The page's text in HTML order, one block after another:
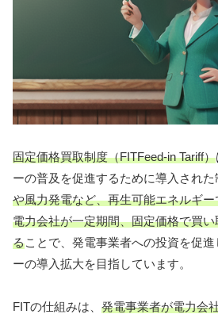
固定価格買取制度（FITFeed-in Tariff）
ーの普及を促進するために導入された
や風力発電など、再生可能エネルギ
電力会社が一定期間、固定価格で買
ることで、発電事業者への投資を促
ーの導入拡大を目指しています。
FITの仕組みは、 発電事業者が電力会